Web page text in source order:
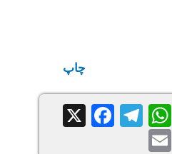
چاپ
WhatsApp
Telegram
Facebook
X
Email